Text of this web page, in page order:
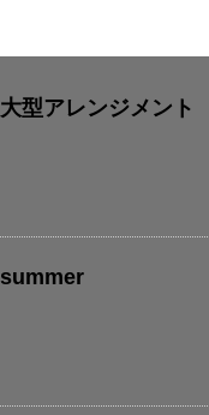
大型アレンジメント
summer